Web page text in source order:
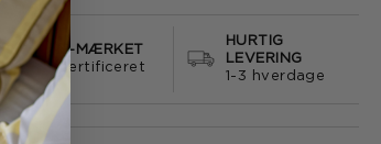
E-MÆRKET
certificeret
HURTIG
LEVERING
1-3 hverdage